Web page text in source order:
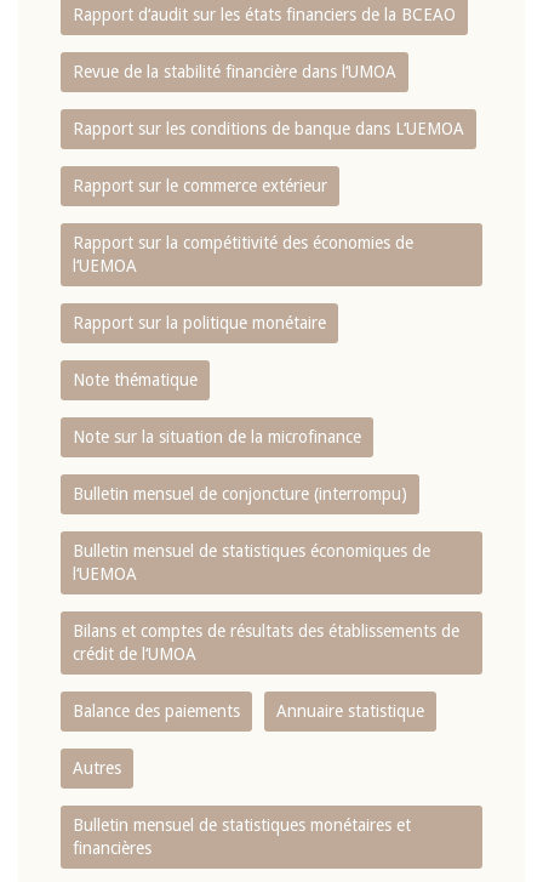
Rapport d‘audit sur les états financiers de la BCEAO
Revue de la stabilité financière dans l‘UMOA
Rapport sur les conditions de banque dans L‘UEMOA
Rapport sur le commerce extérieur
Rapport sur la compétitivité des économies de
l‘UEMOA
Rapport sur la politique monétaire
Note thématique
Note sur la situation de la microfinance
Bulletin mensuel de conjoncture (interrompu)
Bulletin mensuel de statistiques économiques de
l‘UEMOA
Bilans et comptes de résultats des établissements de
crédit de l‘UMOA
Balance des paiements Annuaire statistique
Autres
Bulletin mensuel de statistiques monétaires et
financières